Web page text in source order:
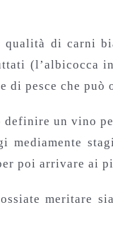
qualità di carni
(l’albicocca
di pesce che
definire un vino
poi arrivare ai
meritare